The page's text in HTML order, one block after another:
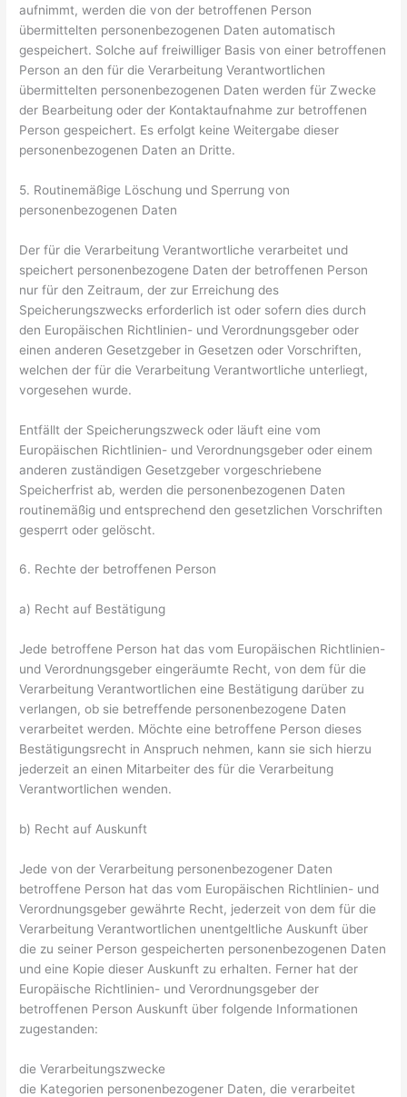
aufnimmt, werden die von der betroffenen Person
übermittelten personenbezogenen Daten automatisch
gespeichert. Solche auf freiwilliger Basis von einer betroffenen
Person an den für die Verarbeitung Verantwortlichen
übermittelten personenbezogenen Daten werden für Zwecke
der Bearbeitung oder der Kontaktaufnahme zur betroffenen
Person gespeichert. Es erfolgt keine Weitergabe dieser
personenbezogenen Daten an Dritte.
5. Routinemäßige Löschung und Sperrung von
personenbezogenen Daten
Der für die Verarbeitung Verantwortliche verarbeitet und
speichert personenbezogene Daten der betroffenen Person
nur für den Zeitraum, der zur Erreichung des
Speicherungszwecks erforderlich ist oder sofern dies durch
den Europäischen Richtlinien- und Verordnungsgeber oder
einen anderen Gesetzgeber in Gesetzen oder Vorschriften,
welchen der für die Verarbeitung Verantwortliche unterliegt,
vorgesehen wurde.
Entfällt der Speicherungszweck oder läuft eine vom
Europäischen Richtlinien- und Verordnungsgeber oder einem
anderen zuständigen Gesetzgeber vorgeschriebene
Speicherfrist ab, werden die personenbezogenen Daten
routinemäßig und entsprechend den gesetzlichen Vorschriften
gesperrt oder gelöscht.
6. Rechte der betroffenen Person
a) Recht auf Bestätigung
Jede betroffene Person hat das vom Europäischen Richtlinien-
und Verordnungsgeber eingeräumte Recht, von dem für die
Verarbeitung Verantwortlichen eine Bestätigung darüber zu
verlangen, ob sie betreffende personenbezogene Daten
verarbeitet werden. Möchte eine betroffene Person dieses
Bestätigungsrecht in Anspruch nehmen, kann sie sich hierzu
jederzeit an einen Mitarbeiter des für die Verarbeitung
Verantwortlichen wenden.
b) Recht auf Auskunft
Jede von der Verarbeitung personenbezogener Daten
betroffene Person hat das vom Europäischen Richtlinien- und
Verordnungsgeber gewährte Recht, jederzeit von dem für die
Verarbeitung Verantwortlichen unentgeltliche Auskunft über
die zu seiner Person gespeicherten personenbezogenen Daten
und eine Kopie dieser Auskunft zu erhalten. Ferner hat der
Europäische Richtlinien- und Verordnungsgeber der
betroffenen Person Auskunft über folgende Informationen
zugestanden:
die Verarbeitungszwecke
die Kategorien personenbezogener Daten, die verarbeitet